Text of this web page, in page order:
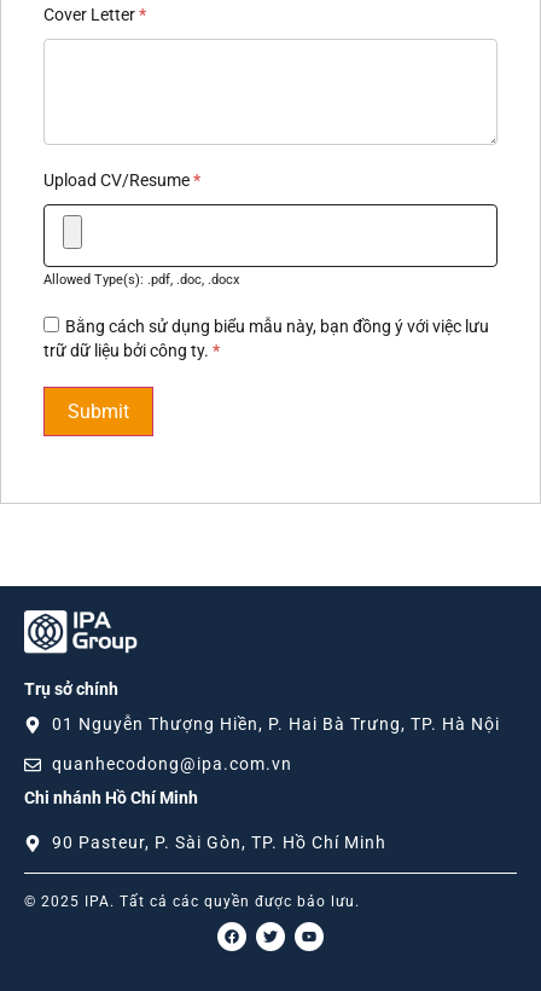
Cover Letter*
Upload CV/Resume*
Allowed Type(s): .pdf, .doc, .docx
Bằng cách sử dụng biểu mẫu này, bạn đồng ý với việc lưu
trữ dữ liệu bởi công ty. *
Trụ sở chính
01 Nguyễn Thượng Hiền, P. Hai Bà Trưng, TP. Hà Nội
quanhecodong@ipa.com.vn
Chi nhánh Hồ Chí Minh
90 Pasteur, P. Sài Gòn, TP. Hồ Chí Minh
© 2025 IPA. Tất cả các quyền được bảo lưu.